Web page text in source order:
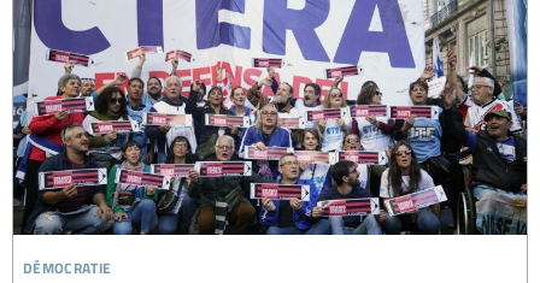
démocratie